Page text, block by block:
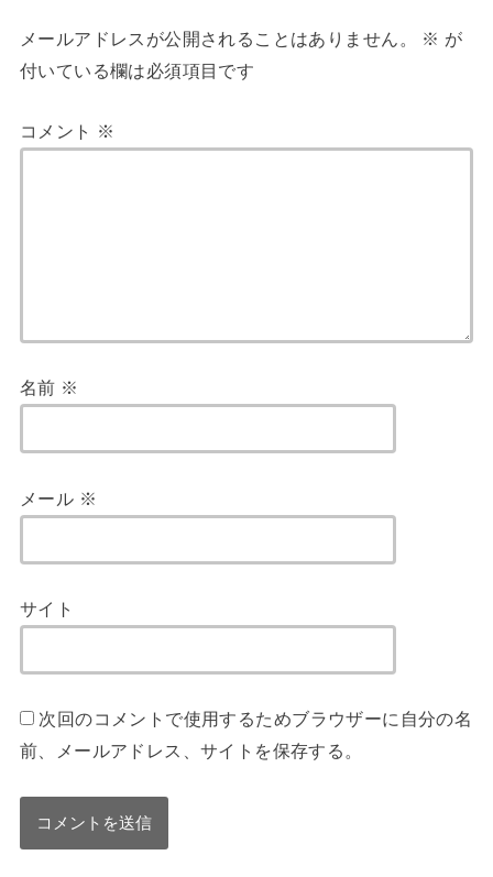
メールアドレスが公開されることはありません。 ※ が
付いている欄は必須項目です
コメント ※
名前 ※
メール ※
サイト
次回のコメントで使用するためブラウザーに自分の名
前、メールアドレス、サイトを保存する。